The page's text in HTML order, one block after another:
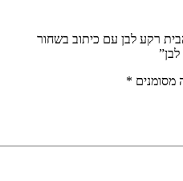
רקע לבן עם כיתוב בשחור
מסומנים *